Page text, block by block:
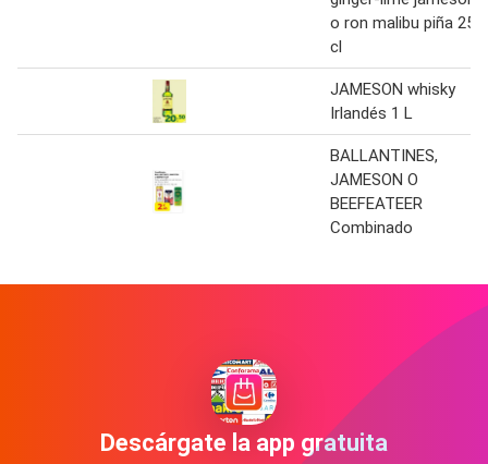
o ron malibu piña 25
cl
JAMESON whisky
Irlandés 1 L
BALLANTINES,
JAMESON O
BEEFEATEER
Combinado
Descárgate la app gratuita